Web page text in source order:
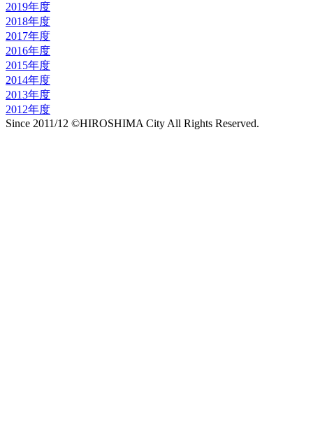
2019年度
2018年度
2017年度
2016年度
2015年度
2014年度
2013年度
2012年度
Since 2011/12 ©HIROSHIMA City All Rights Reserved.